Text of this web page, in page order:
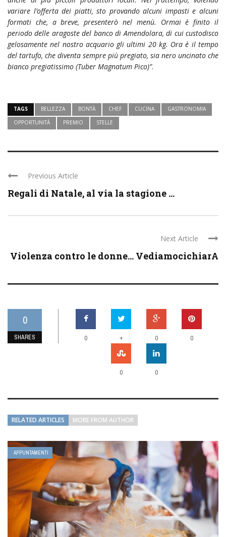
variare l’offerta dei piatti, sto provando alcuni impasti e alcuni
formati che, a breve, presenterò nel menù. Ormai è finito il
periodo delle aragoste del banco di Amendolara, di cui custodisco
gelosamente nel nostro acquario gli ultimi 20 kg. Ora è il tempo
del tartufo, che diventa sempre più pregiato, sia nero uncinato che
bianco pregiatissimo (Tuber Magnatum Pico)”.
TAGS BELLEZZA BONTÀ CHEF CUCINA
GASTRONOMIA
OPPORTUNITÀ
PREMIO STELLE
Previous Article
Regali di Natale, al via la stagione ...
Next Article
Violenza contro le donne… VediamocichiarA
0
SHARES 0 + 0 0
0 0
RELATED ARTICLES MORE FROM AUTHOR
APPUNTAMENTI